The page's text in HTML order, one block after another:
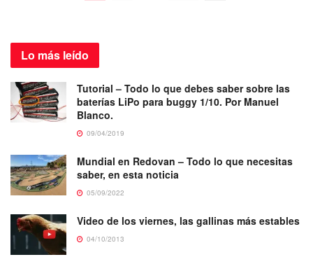
Lo más leído
Tutorial – Todo lo que debes saber sobre las
baterías LiPo para buggy 1/10. Por Manuel
Blanco.
09/04/2019
Mundial en Redovan – Todo lo que necesitas
saber, en esta noticia
05/09/2022
Video de los viernes, las gallinas más estables
04/10/2013